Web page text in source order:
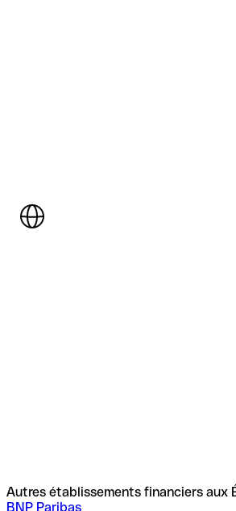
Autres établissements financiers aux
BNP Paribas